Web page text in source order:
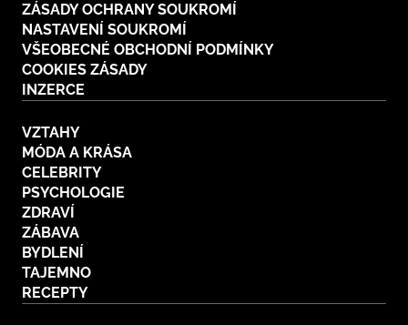
ZÁSADY OCHRANY SOUKROMÍ
NASTAVENÍ SOUKROMÍ
VŠEOBECNÉ OBCHODNÍ PODMÍNKY
COOKIES ZÁSADY
INZERCE
VZTAHY
MÓDA A KRÁSA
CELEBRITY
PSYCHOLOGIE
ZDRAVÍ
ZÁBAVA
BYDLENÍ
TAJEMNO
RECEPTY